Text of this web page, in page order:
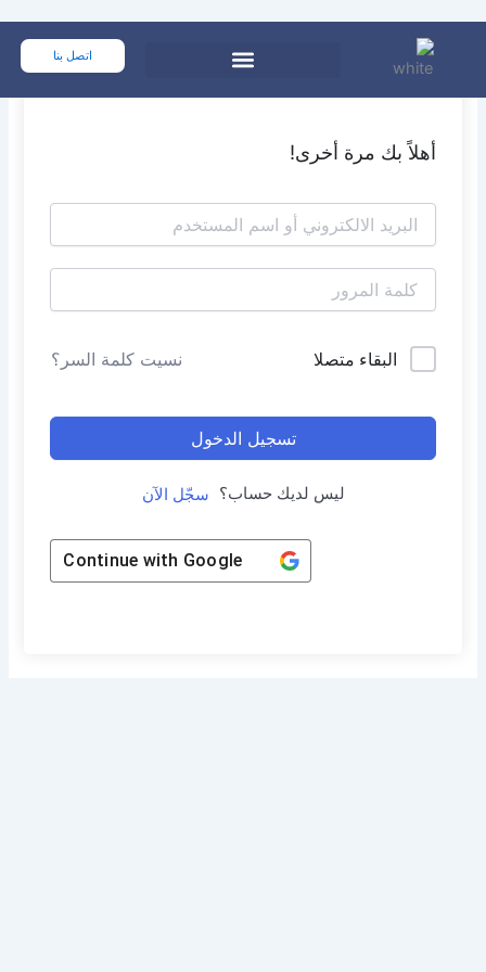
المحتوى
اتصل بنا
أهلاً بك مرة أخرى!
البقاء متصلا نسيت كلمة السر؟
تسجيل الدخول
ليس لديك حساب؟ سجّل الآن
Continue with Google